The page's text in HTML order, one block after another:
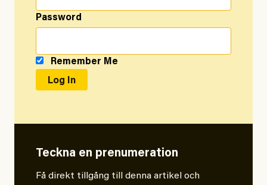
Password
Remember Me
Teckna en prenumeration
Få direkt tillgång till denna artikel och